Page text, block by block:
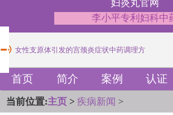
妇炎丸官网
李小平专利妇科中
女性支原体引发的宫颈炎症状中药调理方
女性支原体引发的宫颈炎症状中药调理方
子宫腺肌症伴盆腔充血疼痛中药治疗方法
首页 简介 案例 认证
当前位置:主页 > 疾病新闻 >